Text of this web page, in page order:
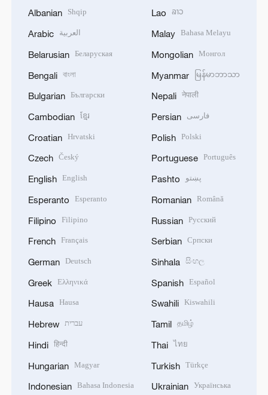
Albanian Shqip
Arabic العربية
Belarusian Беларуская
Bengali বাংলা
Bulgarian Български
Cambodian ខ្មែរ
Croatian Hrvatski
Czech Český
English English
Esperanto Esperanto
Filipino Filipino
French Français
German Deutsch
Greek Ελληνικά
Hausa Hausa
Hebrew עברית
Hindi हिन्दी
Hungarian Magyar
Indonesian Bahasa Indonesia
Lao ລາວ
Malay Bahasa Melayu
Mongolian Монгол
Myanmar မြန်မာဘာသာ
Nepali नेपाली
Persian فارسی
Polish Polski
Portuguese Português
Pashto پښتو
Romanian Română
Russian Русский
Serbian Српски
Sinhala සිංහල
Spanish Español
Swahili Kiswahili
Tamil தமிழ்
Thai ไทย
Turkish Türkçe
Ukrainian Українська